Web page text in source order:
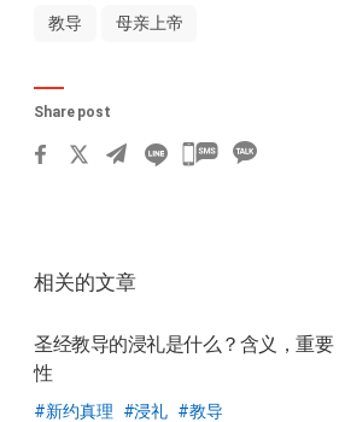
教导 母亲上帝
Share post
카
하
相关的文章
圣经教导的浸礼是什么？ 含义，重要
性
新约真理 浸礼 教导